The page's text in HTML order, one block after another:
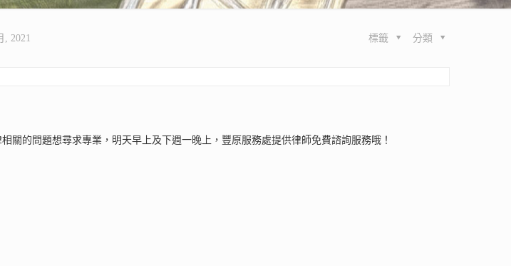
, 2021 分類
標籤
關的問題想尋求專業，明天早上及下週一晚上，豐原服務處提供律師免費諮詢服務哦！